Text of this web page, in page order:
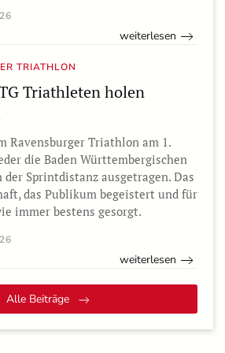
weiterlesen
TRIATHLON
Triathleten holen
Ravensburger Triathlon am 1.
die Baden Württembergischen
Sprintdistanz ausgetragen. Das
das Publikum begeistert und für
immer bestens gesorgt.
weiterlesen
Alle Beiträge